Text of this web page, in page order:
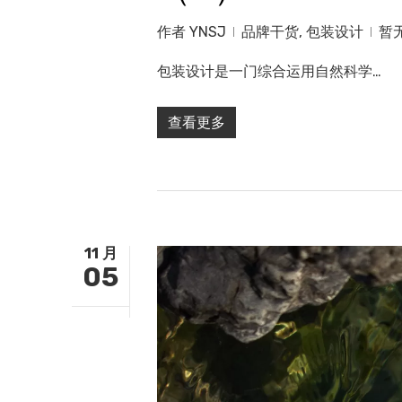
作者 YNSJ 品牌干货, 包装设计 暂
包装设计是一门综合运用自然科学…
查看更多
11 月
05